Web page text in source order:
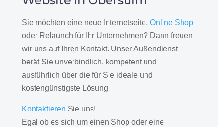
Sie möchten eine neue Internetseite, Online Shop
oder Relaunch für Ihr Unternehmen? Dann freuen
wir uns auf Ihren Kontakt. Unser Außendienst
berät Sie unverbindlich, kompetent und
ausführlich über die für Sie ideale und
kostengünstigste Lösung.
Kontaktieren Sie uns!
Egal ob es sich um einen Shop oder eine